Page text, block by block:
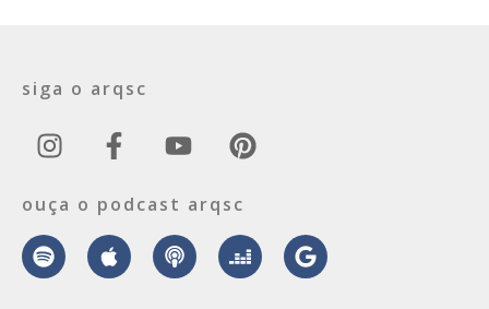
siga o arqsc
ouça o podcast arqsc